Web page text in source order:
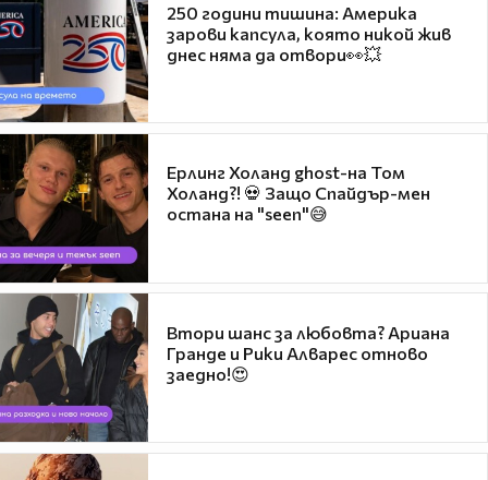
250 години тишина: Америка
зарови капсула, която никой жив
днес няма да отвори👀💥
Ерлинг Холанд ghost-на Том
Холанд?! 💀 Защо Спайдър-мен
остана на "seen"😅
Втори шанс за любовта? Ариана
Гранде и Рики Алварес отново
заедно!😍